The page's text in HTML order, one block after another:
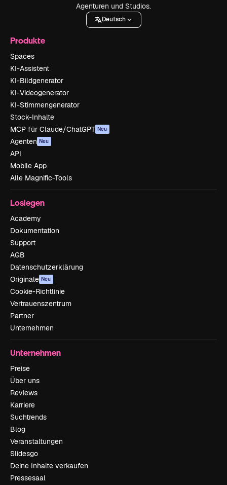
Agenturen und Studios.
Deutsch
Produkte
Spaces
KI-Assistent
KI-Bildgenerator
KI-Videogenerator
KI-Stimmengenerator
Stock-Inhalte
MCP für Claude/ChatGPT Neu
Agenten Neu
API
Mobile App
Alle Magnific-Tools
Loslegen
Academy
Dokumentation
Support
AGB
Datenschutzerklärung
Originale Neu
Cookie-Richtlinie
Vertrauenszentrum
Partner
Unternehmen
Unternehmen
Preise
Über uns
Reviews
Karriere
Suchtrends
Blog
Veranstaltungen
Slidesgo
Deine Inhalte verkaufen
Pressesaal